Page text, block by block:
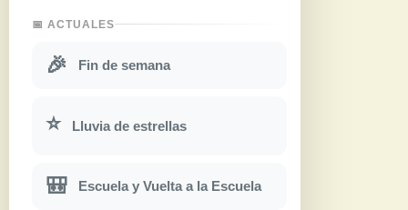
📅 ACTUALES
🎉 Fin de semana
⭐ Lluvia de estrellas
🎒 Escuela y Vuelta a la Escuela